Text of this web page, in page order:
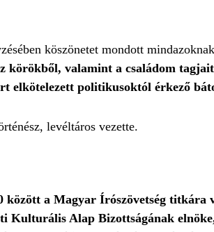
köszönetet mondott
körökből, valamint a családom
elkötelezett politikusoktól érkező
levéltáros vezette.
között a Magyar Írószövetség titkára
Kulturális Alap Bizottságának